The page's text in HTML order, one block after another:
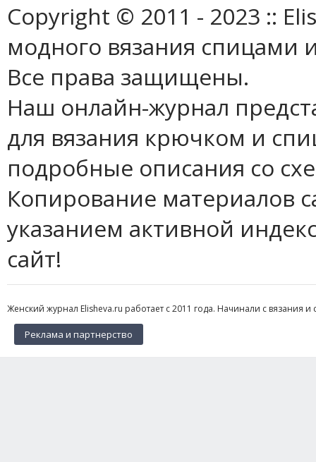
Copyright © 2011 - 2023 ::
модного вязания спицами
Все права защищены.
Наш онлайн-журнал
для вязания крючком и
подробные описания со
Копирование материалов
указанием активной
сайт!
Женский журнал Elisheva.ru работает с 2011 года. Начинали с вязания
Реклама и партнерство